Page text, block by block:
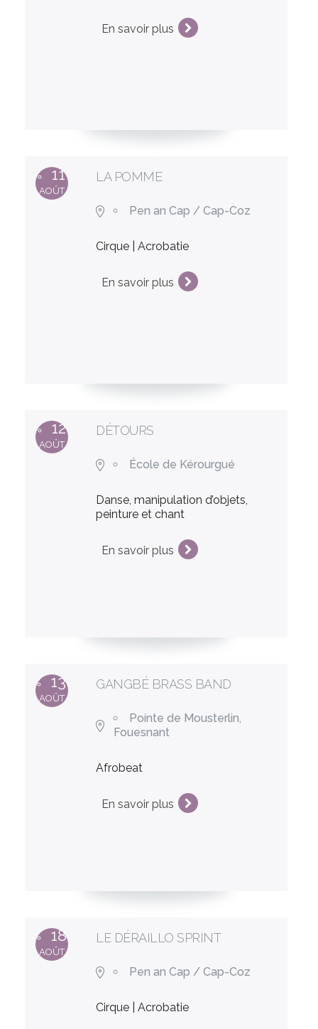
En savoir plus
11
AOÛT
LA POMME
Pen an Cap / Cap-Coz
Cirque | Acrobatie
En savoir plus
12
AOÛT
DÉTOURS
École de Kérourgué
Danse, manipulation d’objets,
peinture et chant
En savoir plus
13
AOÛT
GANGBÉ BRASS BAND
Pointe de Mousterlin,
Fouesnant
Afrobeat
En savoir plus
18
AOÛT
LE DÉRAILLO SPRINT
Pen an Cap / Cap-Coz
Cirque | Acrobatie